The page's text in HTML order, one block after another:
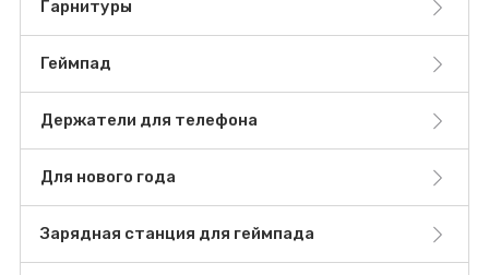
Гарнитуры
Геймпад
Держатели для телефона
Для нового года
Зарядная станция для геймпада